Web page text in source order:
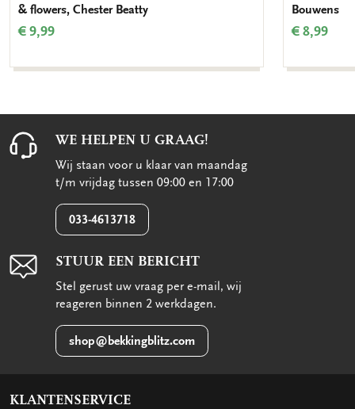
& flowers, Chester Beatty
€ 9,99
Bouwens
€ 8,99
WE HELPEN U GRAAG!
Wij staan voor u klaar van maandag
t/m vrijdag tussen 09:00 en 17:00
033-4613718
STUUR EEN BERICHT
Stel gerust uw vraag per e-mail, wij
reageren binnen 2 werkdagen.
shop@bekkingblitz.com
KLANTENSERVICE